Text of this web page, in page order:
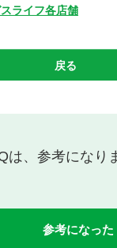
ライフ各店舗
戻る
は、参考になり
参考になった